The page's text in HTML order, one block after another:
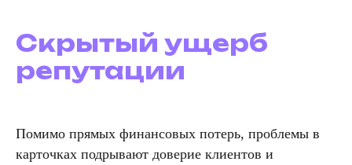
Скрытый ущерб
репутации
Помимо прямых финансовых потерь, проблемы в
карточках подрывают доверие клиентов и